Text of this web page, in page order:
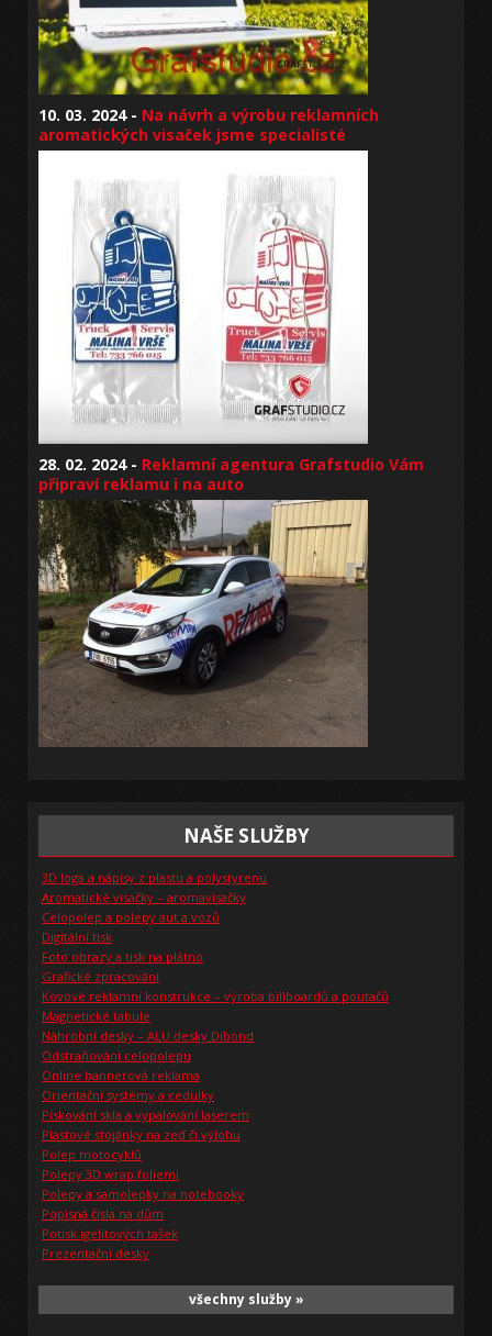
10. 03. 2024 - Na návrh a výrobu reklamních
aromatických visaček jsme specialisté
28. 02. 2024 - Reklamní agentura Grafstudio Vám
připraví reklamu i na auto
NAŠE SLUŽBY
3D loga a nápisy z plastu a polystyrenu
Aromatické visačky – aromavisačky
Celopolep a polepy aut a vozů
Digitální tisk
Foto obrazy a tisk na plátno
Grafické zpracování
Kovové reklamní konstrukce – výroba billboardů a poutačů
Magnetické tabule
Náhrobní desky – ALU desky Dibond
Odstraňování celopolepu
Online bannerová reklama
Orientační systémy a cedulky
Pískování skla a vypalování laserem
Plastové stojánky na zeď či výlohu
Polep motocyklů
Polepy 3D wrap foliemi
Polepy a samolepky na notebooky
Popisná čísla na dům
Potisk igelitových tašek
Prezentační desky
všechny služby »